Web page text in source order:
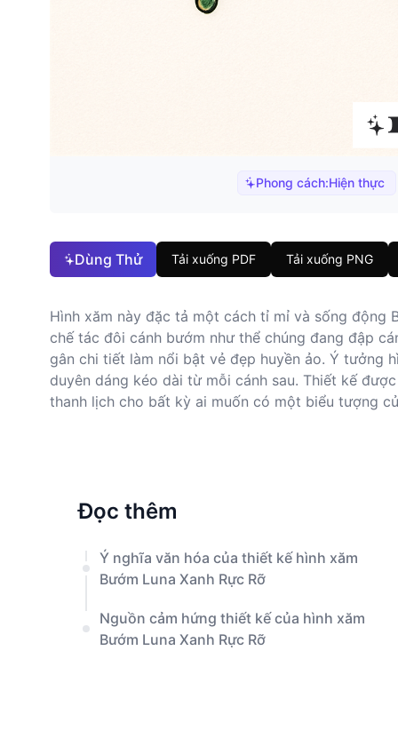
Phong cách:Hiện thực
Dùng Thử Tải xuống PDF Tải xuống PNG
Hình xăm này đặc tả một cách tỉ mỉ và sống động
chế tác đôi cánh bướm như thể chúng đang đập
gân chi tiết làm nổi bật vẻ đẹp huyền ảo. Ý tưởng
duyên dáng kéo dài từ mỗi cánh sau. Thiết kế
thanh lịch cho bất kỳ ai muốn có một biểu tượng
Đọc thêm
Ý nghĩa văn hóa của thiết kế hình xăm
Bướm Luna Xanh Rực Rỡ
Nguồn cảm hứng thiết kế của hình xăm
Bướm Luna Xanh Rực Rỡ